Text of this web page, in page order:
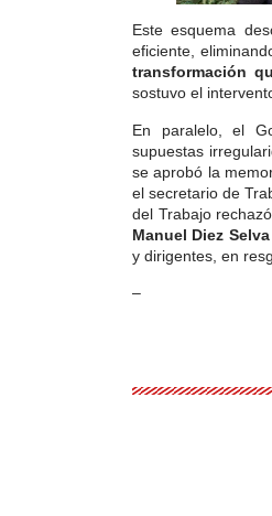
Este esquema
eficiente,
transformación
sostuvo el
En paralelo, el
supuestas
se aprobó la
el secretario de
del Trabajo
Manuel Diez Selva
y dirigentes, en
–